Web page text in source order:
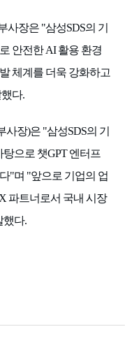
장은 "삼성SDS의 기
안전한 AI 활용 환경
체계를 더욱 강화하고
다.
장)은 "삼성SDS의 기
으로 챗GPT 엔터프
"며 "앞으로 기업의 업
파트너로서 국내 시장
했다.